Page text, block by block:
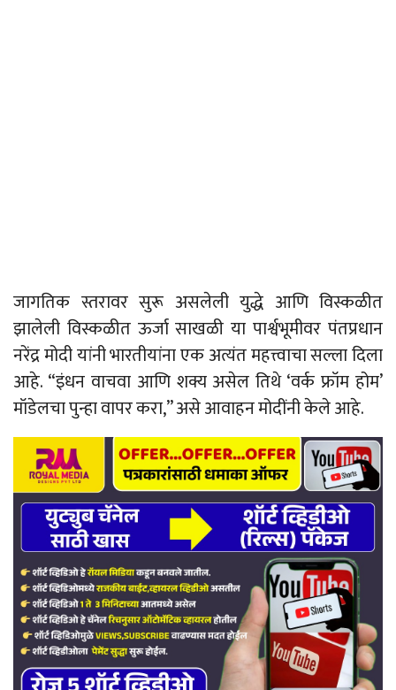
जागतिक स्तरावर सुरू असलेली युद्धे आणि विस्कळीत
झालेली विस्कळीत ऊर्जा साखळी या पार्श्वभूमीवर पंतप्रधान
नरेंद्र मोदी यांनी भारतीयांना एक अत्यंत महत्त्वाचा सल्ला दिला
आहे. “इंधन वाचवा आणि शक्य असेल तिथे ‘वर्क फ्रॉम होम’
मॉडेलचा पुन्हा वापर करा,” असे आवाहन मोदींनी केले आहे.